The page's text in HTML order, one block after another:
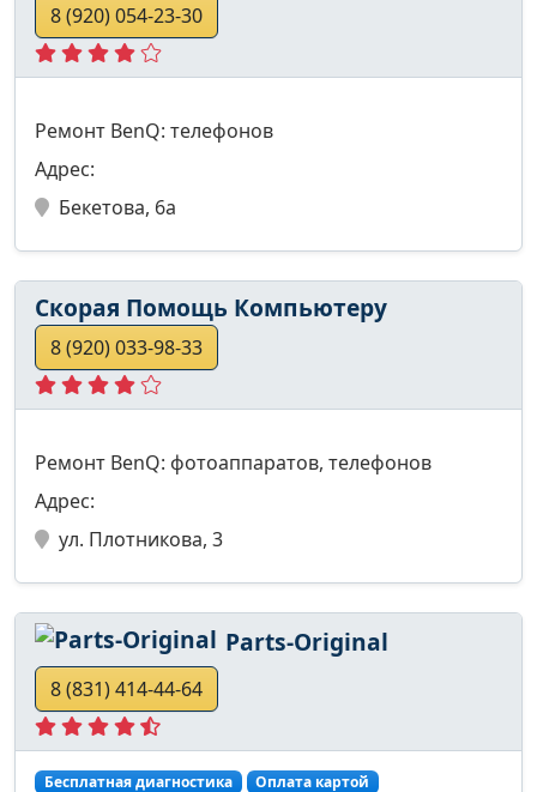
8 (920) 054-23-30
Ремонт BenQ: телефонов
Адрес:
Бекетова, 6а
Скорая Помощь Компьютеру
8 (920) 033-98-33
Ремонт BenQ: фотоаппаратов, телефонов
Адрес:
ул. Плотникова, 3
Parts-Original
8 (831) 414-44-64
Бесплатная диагностика Оплата картой